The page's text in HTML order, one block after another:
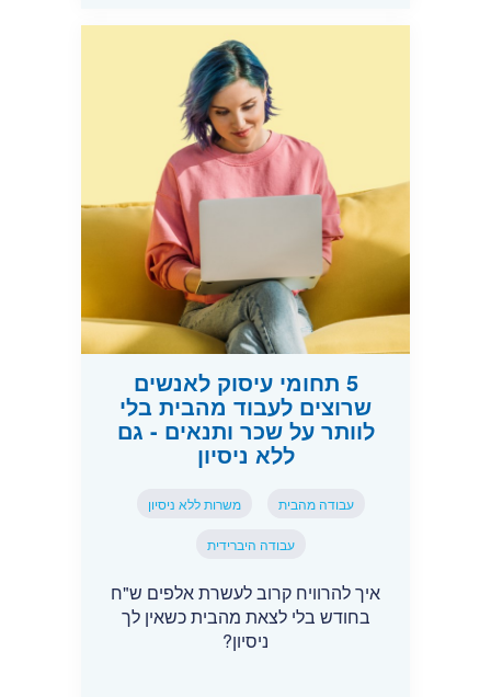
5 תחומי עיסוק לאנשים
שרוצים לעבוד מהבית בלי
לוותר על שכר ותנאים - גם
ללא ניסיון
עבודה מהבית משרות ללא ניסיון
עבודה היברידית
איך להרוויח קרוב לעשרת אלפים ש"ח
בחודש בלי לצאת מהבית כשאין לך
ניסיון?